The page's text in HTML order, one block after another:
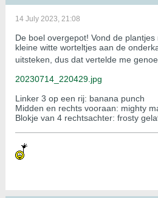
14 July 2023, 21:08
De boel overgepot! Vond de
kleine witte worteltjes aan de
uitsteken, dus dat vertelde me
20230714_220429.jpg
Linker 3 op een rij: banana punch
Midden en rechts vooraan: mighty
Blokje van 4 rechtsachter: frosty